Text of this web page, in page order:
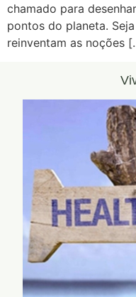
chamado para
pontos do planeta.
reinventam as noções